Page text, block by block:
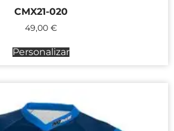
CMX21-020
49,00 €
Personalizar